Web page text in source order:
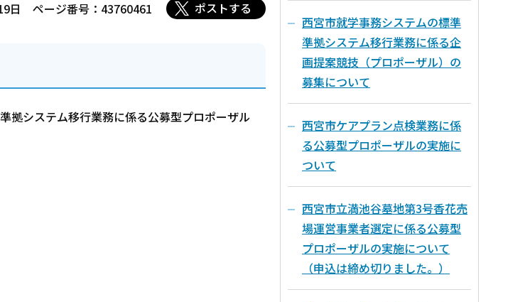
日 ページ番号：43760461 ポストする
拠システム移行業務に係る公募型プロポーザル
西宮市就学事務システムの標準
準拠システム移行業務に係る企
画提案競技（プロポーザル）の
募集について
西宮市ケアプラン点検業務に係
る公募型プロポーザルの実施に
ついて
西宮市立満池谷墓地第3号香花売
場運営事業者選定に係る公募型
プロポーザルの実施について
（申込は締め切りました。）